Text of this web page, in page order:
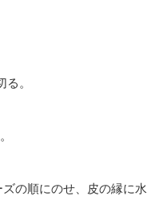
。
順にのせ、皮の縁に水